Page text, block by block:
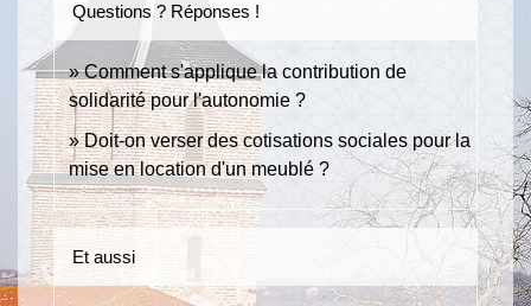
Questions ? Réponses !
Comment s'applique la contribution de
solidarité pour l'autonomie ?
Doit-on verser des cotisations sociales pour la
mise en location d'un meublé ?
Et aussi